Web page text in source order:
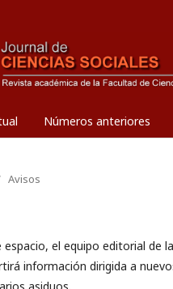
Números anteriores
Avisos
espacio, el equipo editorial de
información dirigida a